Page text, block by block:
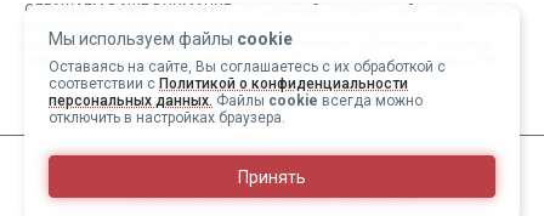
1
Мы используем файлы cookie
Оставаясь на сайте, Вы соглашаетесь с их обработкой с
соответствии с Политикой о конфиденциальности
персональных данных. Файлы cookie всегда можно
отключить в настройках браузера.
Принять
ОБРАЩАЕМ ВАШЕ ВНИМАНИЕ, что данный интернет-сайт и материалы,
характер и ни при каких условиях не являются публичной офертой,
определяемой положениями статьи 437 Гражданского кодекса РФ.
Copyright 2004-2026 © Армед
ИМЕЮТСЯ ПРОТИВОПОКАЗАНИЯ, ПЕРЕД ИСПОЛЬЗОВАНИЕМ
НЕОБХОДИМО ОЗНАКОМИТЬСЯ С ИНСТРУКЦИЕЙ И
ПРОКОНСУЛЬТИРОВАТЬСЯ С ВРАЧОМ